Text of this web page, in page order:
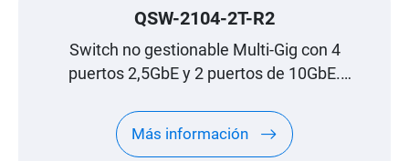
QSW-2104-2T-R2
Switch no gestionable Multi-Gig con 4
puertos 2,5GbE y 2 puertos de 10GbE.
Más información